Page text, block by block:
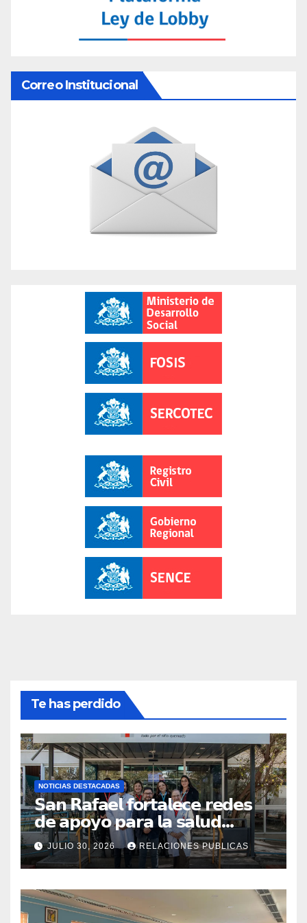
Correo Institucional
Te has perdido
NOTICIAS DESTACADAS
𝗦𝗮𝗻 𝗥𝗮𝗳𝗮𝗲𝗹 𝗳𝗼𝗿𝘁𝗮𝗹𝗲𝗰𝗲 𝗿𝗲𝗱𝗲𝘀
𝗱𝗲 𝗮𝗽𝗼𝘆𝗼 𝗽𝗮𝗿𝗮 𝗹𝗮 𝘀𝗮𝗹𝘂𝗱
𝗶𝗻𝗳𝗮𝗻𝘁𝗶𝗹 𝗰𝗼𝗻 𝘃𝗶𝘀𝗶𝘁𝗮 𝗮
𝗖𝗢𝗔𝗡𝗜𝗤𝗨𝗘𝗠
JULIO 30, 2026 RELACIONES PUBLICAS